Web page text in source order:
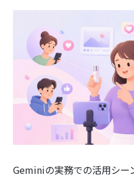
Geminiの実務での活用シー